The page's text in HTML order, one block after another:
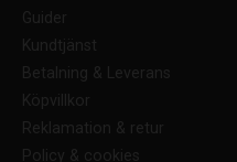
Guider
Kundtjänst
Betalning & Leverans
Köpvillkor
Reklamation & retur
Policy & cookies